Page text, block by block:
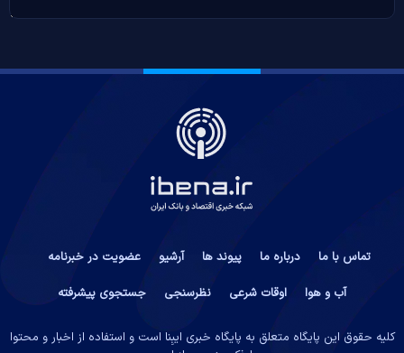
تماس با ما درباره ما پیوند ها آرشیو
عضویت در خبرنامه
آب و هوا
اوقات شرعی نظرسنجی جستجوی پیشرفته
کلیه حقوق این پایگاه متعلق به پایگاه خبری ایبِنا است و استفاده از اخبار و محتوا